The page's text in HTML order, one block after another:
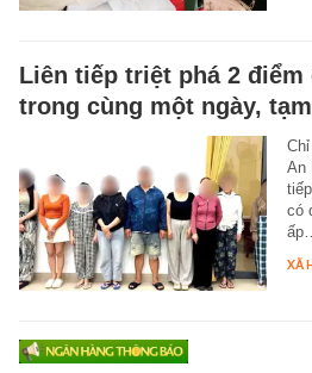
Liên tiếp triệt phá 2 điểm
trong cùng một ngày,
An
có
XÃ